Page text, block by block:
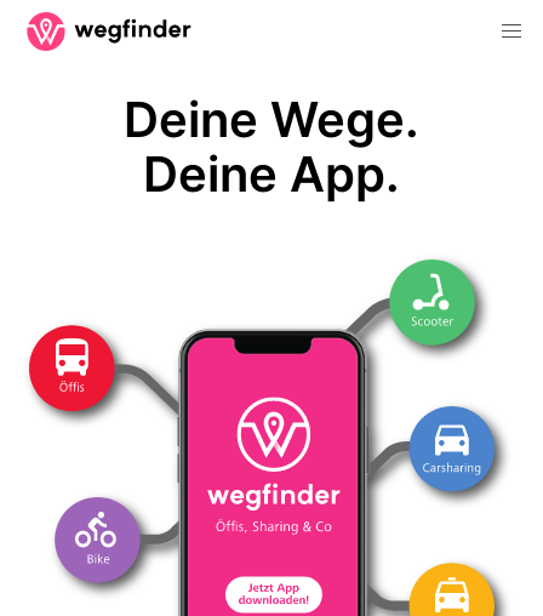
Deine Wege.
Deine App.